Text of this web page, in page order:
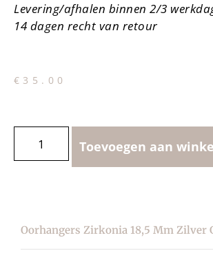
Levering/afhalen binnen 2/3
14 dagen recht van retour
€ 35.00
Toevoegen aan
Oorhangers Zirkonia 18,5 Mm Zilver